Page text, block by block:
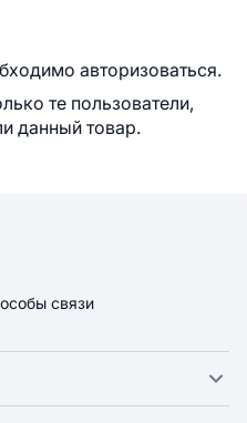
авторизоваться.
те пользователи,
данный товар.
связи